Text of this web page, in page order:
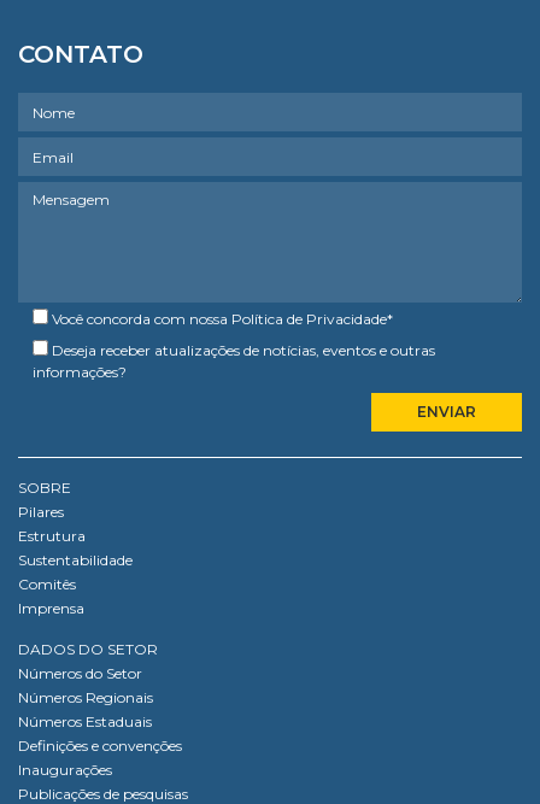
CONTATO
Você concorda com nossa Política de Privacidade*
Deseja receber atualizações de notícias, eventos e outras
informações?
SOBRE
Pilares
Estrutura
Sustentabilidade
Comitês
Imprensa
DADOS DO SETOR
Números do Setor
Números Regionais
Números Estaduais
Definições e convenções
Inaugurações
Publicações de pesquisas